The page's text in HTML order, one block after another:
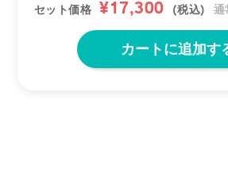
セット価格 ¥17,300 (税込) 通
カートに追加す